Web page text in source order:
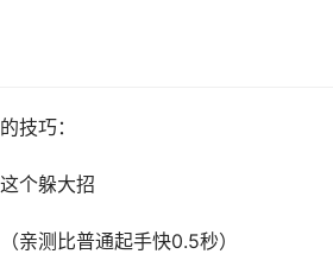
技巧：
个躲大招
亲测比普通起手快0.5秒）